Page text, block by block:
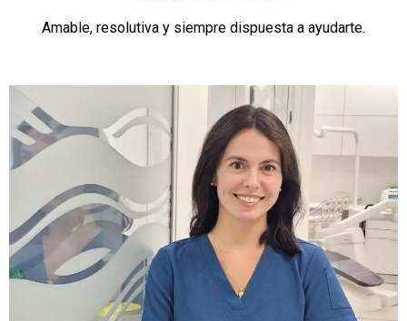
Amable, resolutiva y siempre dispuesta a ayudarte.